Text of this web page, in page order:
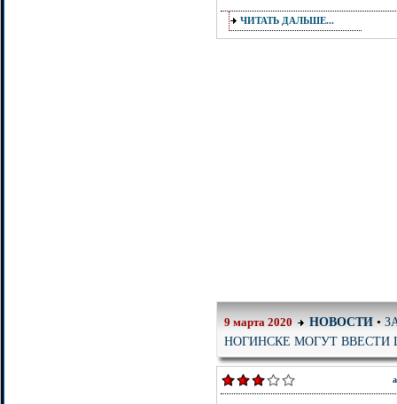
ЧИТАТЬ ДАЛЬШЕ...
9 марта 2020 НОВОСТИ •
НОГИНСКЕ МОГУТ ВВЕСТИ